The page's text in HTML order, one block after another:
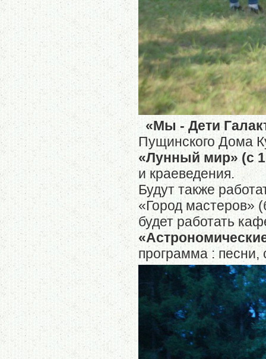
«Мы - Дети
Пущинского Дома
«Лунный мир» (с
и краеведения.
Будут также
«Город мастеров»
будет работать
программа : песни,